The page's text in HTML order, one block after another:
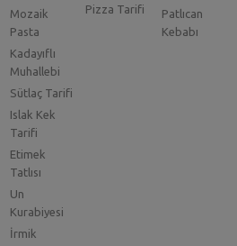
Mozaik
Pasta
Kadayıflı
Muhallebi
Sütlaç Tarifi
Islak Kek
Tarifi
Etimek
Tatlısı
Un
Kurabiyesi
İrmik
Pizza Tarifi
Patlıcan
Kebabı